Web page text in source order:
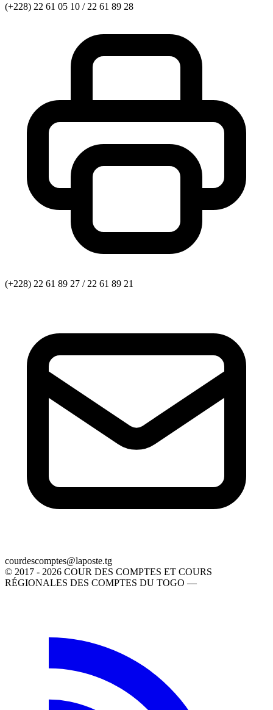
(+228) 22 61 05 10 / 22 61 89 28
(+228) 22 61 89 27 / 22 61 89 21
gt.etsopal@setpmocsedruoc
© 2017 - 2026 COUR DES COMPTES ET COURS
RÉGIONALES DES COMPTES DU TOGO —